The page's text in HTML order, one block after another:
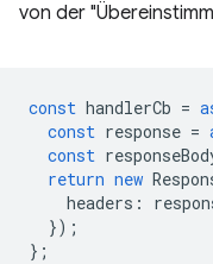
von der
const handlerCb =
const response =
const
return new
headers :
});
};